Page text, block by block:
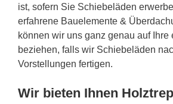
ist, sofern Sie Schiebeläden
erfahrene Bauelemente &
können wir uns ganz genau auf
beziehen, falls wir Schiebeläden
Vorstellungen fertigen.
Wir bieten Ihnen